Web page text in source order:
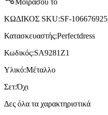
ΚΩΔΙΚΟΣ SKU:SF-106676925
Κατασκευαστής:Perfectdress
Κωδικός:SA9281Z1
Υλικό:Μέταλλο
Σετ:Όχι
Δες όλα τα χαρακτηριστικά